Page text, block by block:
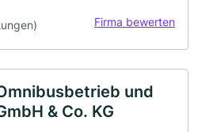
Firma bewerten
und
& Co. KG